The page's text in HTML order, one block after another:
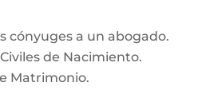
cónyuges a un abogado.
de Nacimiento.
Matrimonio.